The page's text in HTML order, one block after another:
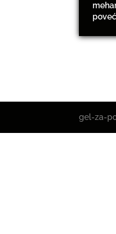
gel-za-